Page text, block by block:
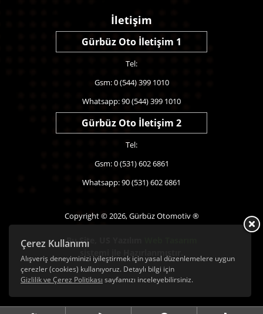
Çerez Kullanımı
Alışveriş deneyiminizi iyileştirmek için yasal düzenlemelere uygun
çerezler (cookies) kullanıyoruz. Detaylı bilgi için
Gizlilik ve Çerez Politikası sayfamızı inceleyebilirsiniz.
İletişim
Gürbüz Oto İletişim 1
Tel:
Gsm: 0 (544) 399 1010
Whatsapp: 90 (544) 399 1010
Gürbüz Oto İletişim 2
Tel:
Gsm: 0 (531) 602 6861
Whatsapp: 90 (531) 602 6861
Copyright © 2026, Gürbüz Otomotiv ®
Bu Site,